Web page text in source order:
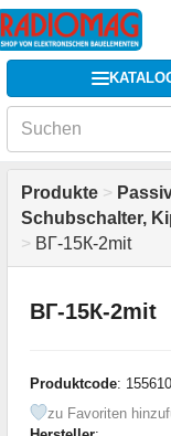
Produkte >
Schubschalter,
> ВГ-15К-2mit
ВГ-15К-2mit
Produktcode: 155610
zu Favoriten